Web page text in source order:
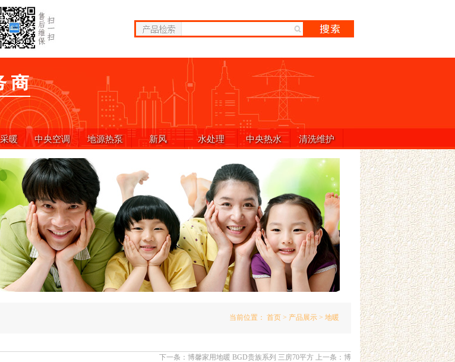
暖 中央空调 地源热泵 新风 水处理 中央热水 清洗维护
当前位置： 首页 > 产品展示 > 地暖
下一条： 博馨家用地暖 BGD贵族系列 三房70平方 上一条： 博